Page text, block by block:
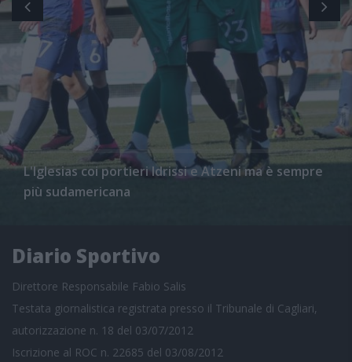
L'Iglesias coi portieri Idrissi e Atzeni ma è sempre
più sudamericana
Diario Sportivo
Direttore Responsabile Fabio Salis
Testata giornalistica registrata presso il Tribunale di Cagliari,
autorizzazione n. 18 del 03/07/2012
Iscrizione al ROC n. 22685 del 03/08/2012